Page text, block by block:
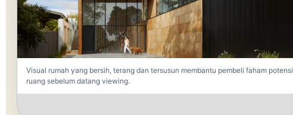
Visual rumah yang bersih, terang dan tersusun membantu pembeli faham potensi
ruang sebelum datang viewing.